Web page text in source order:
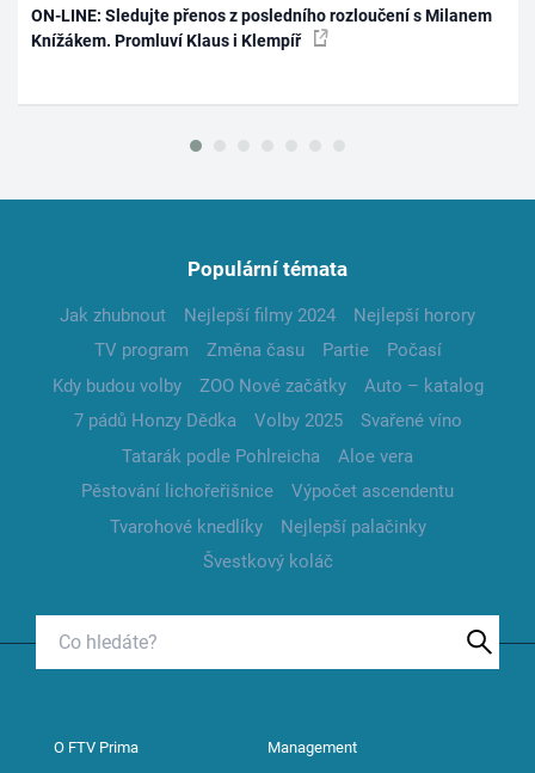
ON-LINE: Sledujte přenos z posledního rozloučení s Milanem
Knížákem. Promluví Klaus i Klempíř
Populární témata
Jak zhubnout Nejlepší filmy 2024
Nejlepší horory
TV program
Změna času Partie
Počasí
Kdy budou volby
ZOO Nové začátky
Auto – katalog
7 pádů Honzy Dědka
Volby 2025
Svařené víno
Tatarák podle Pohlreicha
Aloe vera
Pěstování lichořeřišnice
Výpočet ascendentu
Tvarohové knedlíky
Nejlepší palačinky
Švestkový koláč
O FTV Prima Management